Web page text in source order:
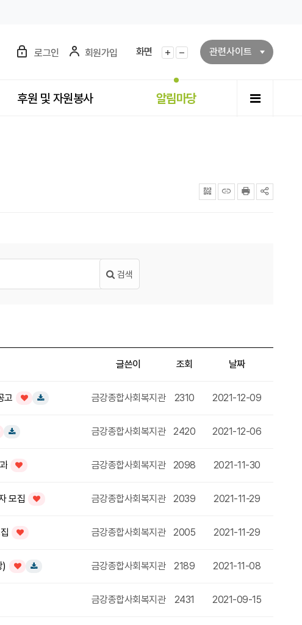
로그인 회원가입
화면
화면확대화면축소
관련사이트
후원 및 자원봉사 알림마당 전체메
QRcode주소복사프린터
검색
글쓴이 조회 날짜
고
인기글
금강종합사회복지관 2310 2021-12-09
글
금강종합사회복지관 2420 2021-12-06
인기글
금강종합사회복지관 2098 2021-11-30
모집
인기글
금강종합사회복지관 2039 2021-11-29
인기글
금강종합사회복지관 2005 2021-11-29
)
인기글
금강종합사회복지관 2189 2021-11-08
금강종합사회복지관 2431 2021-09-15